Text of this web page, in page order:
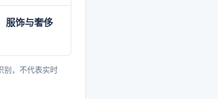
服饰与奢侈
别，不代表实时